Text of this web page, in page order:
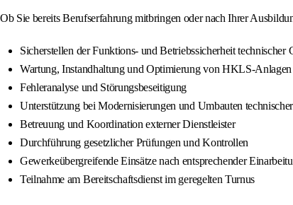
Ob Sie bereits Berufserfahrung mitbringen oder nach Ihrer
Sicherstellen der Funktions- und Betriebssicherheit technischer
Wartung, Instandhaltung und Optimierung von HKLS-Anlagen
Fehleranalyse und Störungsbeseitigung
Unterstützung bei Modernisierungen und Umbauten
Betreuung und Koordination externer Dienstleister
Durchführung gesetzlicher Prüfungen und Kontrollen
Gewerkeübergreifende Einsätze nach entsprechender
Teilnahme am Bereitschaftsdienst im geregelten Turnus